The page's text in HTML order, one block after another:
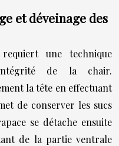
et déveinage des
une technique
de la chair.
la tête en effectuant
de conserver les sucs
se détache ensuite
de la partie ventrale